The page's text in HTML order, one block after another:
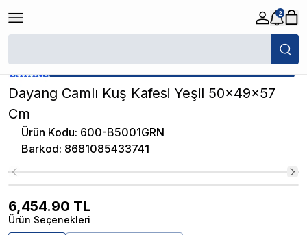
2
/ Dayang Camlı Kuş Kafesi Yeşil 50x49x57 Cm
★ Atakan Petshop, Dayang yetkili satıcısıdır.
Dayang Camlı Kuş Kafesi Yeşil 50x49x57
Cm
Ürün Kodu: 600-B5001GRN
Barkod: 8681085433741
6,454.90 TL
Ürün Seçenekleri